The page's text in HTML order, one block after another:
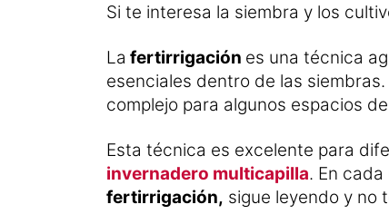
Si te interesa la siembra y los
La fertirrigación es una técnica
esenciales dentro de las
complejo para algunos espacios
Esta técnica es excelente para
invernadero multicapilla. En
fertirrigación, sigue leyendo y no